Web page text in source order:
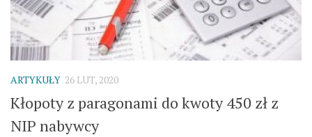
ARTYKUŁY 26 LUT, 2020
Kłopoty z paragonami do kwoty 450 zł z
NIP nabywcy